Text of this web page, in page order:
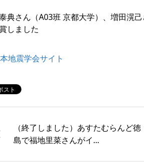
典さん（A03班 京都大学）、増田滉
しました
地震学会サイト
（終了しました）あすたむらんど徳
島で福地里菜さんがイ...